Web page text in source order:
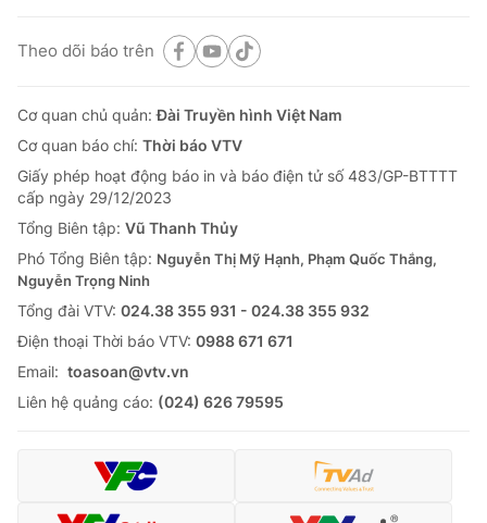
Theo dõi báo trên
Cơ quan chủ quản:Đài Truyền hình Việt Nam
Cơ quan báo chí: Thời báo VTV
Giấy phép hoạt động báo in và báo điện tử số 483/GP-BTTTT
cấp ngày 29/12/2023
Tổng Biên tập: Vũ Thanh Thủy
Phó Tổng Biên tập: Nguyễn Thị Mỹ Hạnh, Phạm Quốc Thắng,
Nguyễn Trọng Ninh
Tổng đài VTV: 024.38 355 931 - 024.38 355 932
Ðiện thoại Thời báo VTV: 0988 671 671
Email: toasoan@vtv.vn
Liên hệ quảng cáo: (024) 626 79595